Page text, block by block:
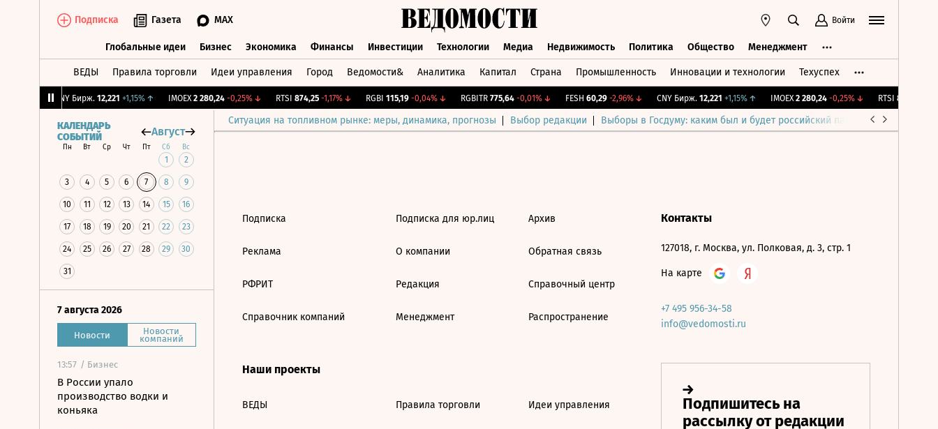
Подписка Газета MAX Войти
Глобальные идеи Бизнес Экономика Финансы Инвестиции Технологии Медиа Недвижимость Политика Общество Менеджмент
ВЕДЫ Правила торговли Идеи управления Город Ведомости& Аналитика Капитал Страна Промышленность Инновации и технологии Техуспех
CNY Бирж. 12,221 +1,15%↑ IMOEX 2 280,24 -0,25%↓ RTSI 874,25 -1,17%↓ RGBI 115,19 -0,04%↓ RGBITR 775,64 -0,01%↓ FESH 60,29 -2,96%↓ CNY Бирж. 12,221 +1,15%↑ IMOEX 2 280,24 -0,25%↓ RTSI 874,25
Ситуация на топливном рынке: меры, динамика, прогнозы Выбор редакции Выборы в Госдуму: каким был и будет российский парламент
КАЛЕНДАРЬ
СОБЫТИЙ
Август
Пн Вт Ср Чт Пт Сб Вс
1 2
3 4 5 6 7 8 9
10 11 12 13 14 15 16
17 18 19 20 21 22 23
24 25 26 27 28 29 30
31
7 августа 2026
Новости Новости
компаний
13:57 / Бизнес
В России упало
производство водки и
коньяка
Подписка
Реклама
РФРИТ
Справочник компаний
Подписка для юр.лиц
О компании
Редакция
Менеджмент
Архив
Обратная связь
Справочный центр
Распространение
Наши проекты
ВЕДЫ Правила торговли Идеи управления
Контакты
127018, г. Москва, ул. Полковая, д. 3, стр. 1
На карте
+7 495 956-34-58
info@vedomosti.ru